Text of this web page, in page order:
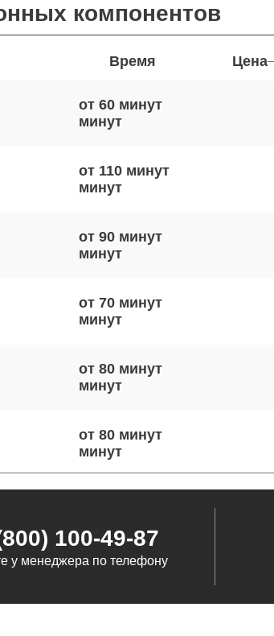
компонентов
Время Цена
от 60 минут
от 110 минут
от 90 минут
от 70 минут
от 80 минут
от 80 минут
от 50 минут
100-49-87
у менеджера по телефону